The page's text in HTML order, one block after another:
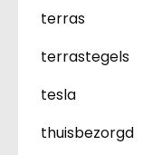
terras
terrastegels
tesla
thuisbezorgd